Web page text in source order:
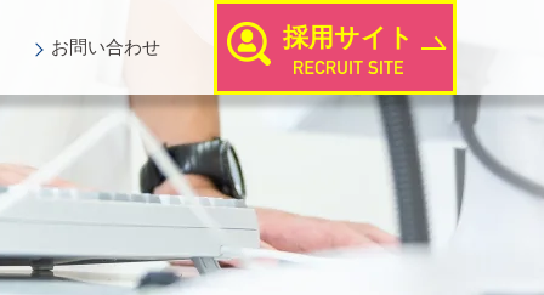
お問い合わせ 採用サイト